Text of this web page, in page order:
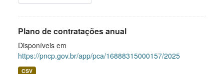
Plano de contratações anual
Disponíveis em
https://pncp.gov.br/app/pca/16888315000157/2025
CSV